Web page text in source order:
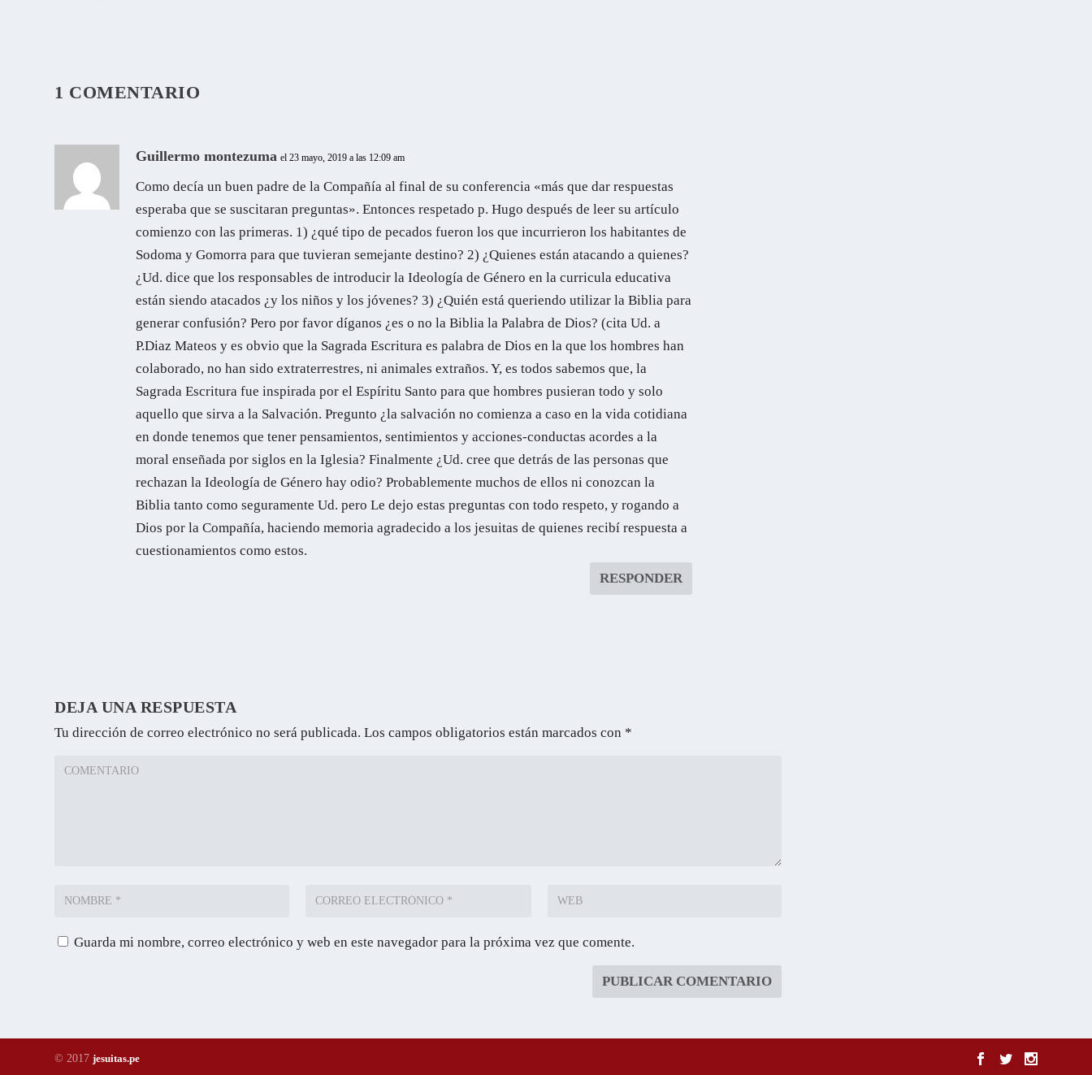
1 COMENTARIO
Guillermo montezuma el 23 mayo, 2019 a las 12:09 am
Como decía un buen padre de la Compañía al final de su conferencia «más que dar respuestas
esperaba que se suscitaran preguntas». Entonces respetado p. Hugo después de leer su artículo
comienzo con las primeras. 1) ¿qué tipo de pecados fueron los que incurrieron los habitantes de
Sodoma y Gomorra para que tuvieran semejante destino? 2) ¿Quienes están atacando a quienes?
¿Ud. dice que los responsables de introducir la Ideología de Género en la curricula educativa
están siendo atacados ¿y los niños y los jóvenes? 3) ¿Quién está queriendo utilizar la Biblia para
generar confusión? Pero por favor díganos ¿es o no la Biblia la Palabra de Dios? (cita Ud. a
P.Diaz Mateos y es obvio que la Sagrada Escritura es palabra de Dios en la que los hombres han
colaborado, no han sido extraterrestres, ni animales extraños. Y, es todos sabemos que, la
Sagrada Escritura fue inspirada por el Espíritu Santo para que hombres pusieran todo y solo
aquello que sirva a la Salvación. Pregunto ¿la salvación no comienza a caso en la vida cotidiana
en donde tenemos que tener pensamientos, sentimientos y acciones-conductas acordes a la
moral enseñada por siglos en la Iglesia? Finalmente ¿Ud. cree que detrás de las personas que
rechazan la Ideología de Género hay odio? Probablemente muchos de ellos ni conozcan la
Biblia tanto como seguramente Ud. pero Le dejo estas preguntas con todo respeto, y rogando a
Dios por la Compañía, haciendo memoria agradecido a los jesuitas de quienes recibí respuesta a
cuestionamientos como estos.
RESPONDER
DEJA UNA RESPUESTA
Tu dirección de correo electrónico no será publicada. Los campos obligatorios están marcados con *
Guarda mi nombre, correo electrónico y web en este navegador para la próxima vez que comente.
© 2017jesuitas.pe